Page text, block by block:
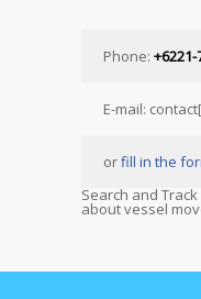
Phone: +6221-
E-mail:
orfill in the
Search and
about vessel